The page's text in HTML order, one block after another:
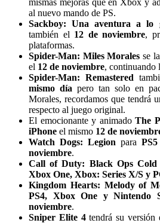
al nuevo mando de PS.
Sackboy: Una aventura a lo
también el 12 de noviembre,
plataformas.
Spider-Man: Miles Morales se
el 12 de noviembre, continuando
Spider-Man: Remastered
mismo día pero tan solo en
Morales, recordamos que tendrá
respecto al juego original.
El emocionante y animadoThe
iPhone el mismo 12 de
Watch Dogs: Legion para PS5
noviembre.
Call of Duty: Black Ops Cold
Xbox One, Xbox: Series X/S y
Kingdom Hearts: Melody of
PS4, Xbox One y Nintendo
noviembre.
Sniper Elite 4tendrá su versión